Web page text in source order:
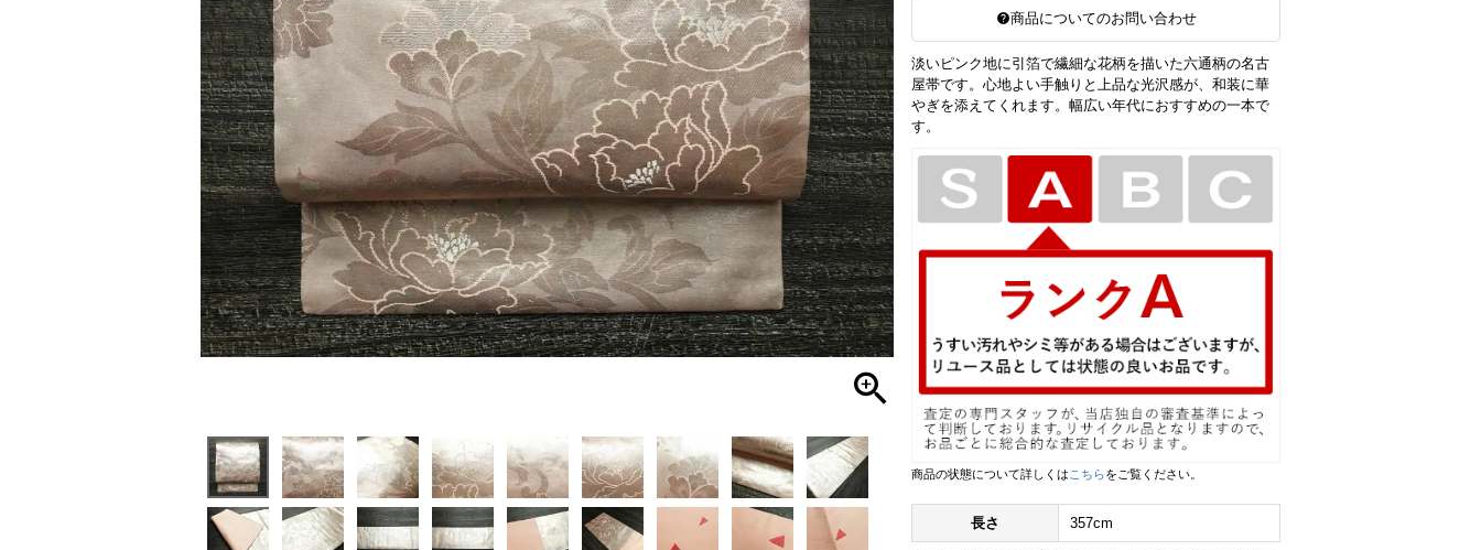
商品についてのお問い合わせ
淡いピンク地に引箔で繊細な花柄を描いた六通柄の名古
屋帯です。心地よい手触りと上品な光沢感が、和装に華
やぎを添えてくれます。幅広い年代におすすめの一本で
す。
商品の状態について詳しくは こちらをご覧ください。
長さ 357cm